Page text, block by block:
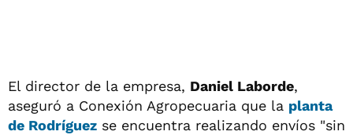
El director de la empresa, Daniel Laborde,
aseguró a Conexión Agropecuaria que la planta
de Rodríguez se encuentra realizando envíos "sin